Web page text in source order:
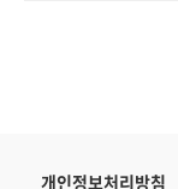
개인정보처리방침